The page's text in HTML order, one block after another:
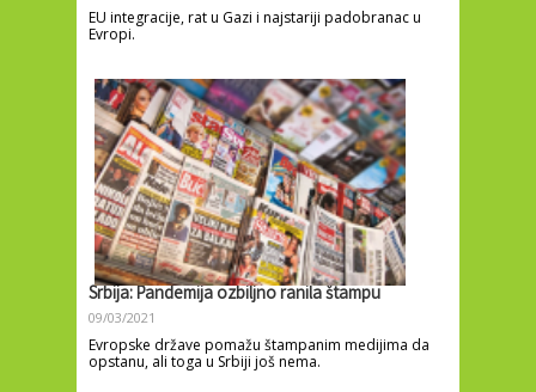
EU integracije, rat u Gazi i najstariji padobranac u
Evropi.
Srbija: Pandemija ozbiljno ranila štampu
09/03/2021
Evropske države pomažu štampanim medijima da
opstanu, ali toga u Srbiji još nema.